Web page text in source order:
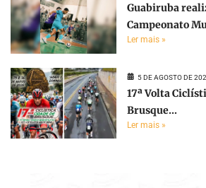
Guabiruba
Campeonato
Ler mais »
5 DE AGOSTO DE
17ª Volta
Brusque...
Ler mais »